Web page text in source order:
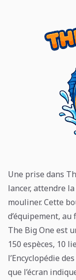
Une prise dans
lancer, attendre
mouliner. Cette
d’équipement, au
The Big One est
150 espèces, 10
l’Encyclopédie
que l’écran